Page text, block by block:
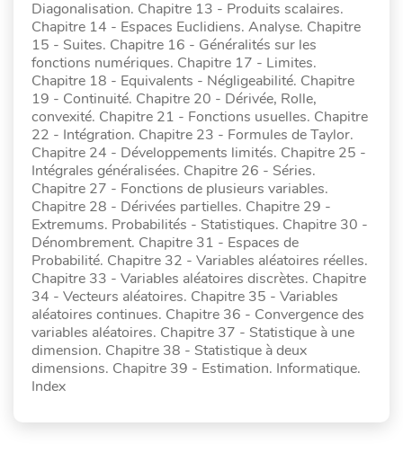
Diagonalisation. Chapitre 13 - Produits scalaires.
Chapitre 14 - Espaces Euclidiens. Analyse. Chapitre
15 - Suites. Chapitre 16 - Généralités sur les
fonctions numériques. Chapitre 17 - Limites.
Chapitre 18 - Equivalents - Négligeabilité. Chapitre
19 - Continuité. Chapitre 20 - Dérivée, Rolle,
convexité. Chapitre 21 - Fonctions usuelles. Chapitre
22 - Intégration. Chapitre 23 - Formules de Taylor.
Chapitre 24 - Développements limités. Chapitre 25 -
Intégrales généralisées. Chapitre 26 - Séries.
Chapitre 27 - Fonctions de plusieurs variables.
Chapitre 28 - Dérivées partielles. Chapitre 29 -
Extremums. Probabilités - Statistiques. Chapitre 30 -
Dénombrement. Chapitre 31 - Espaces de
Probabilité. Chapitre 32 - Variables aléatoires réelles.
Chapitre 33 - Variables aléatoires discrètes. Chapitre
34 - Vecteurs aléatoires. Chapitre 35 - Variables
aléatoires continues. Chapitre 36 - Convergence des
variables aléatoires. Chapitre 37 - Statistique à une
dimension. Chapitre 38 - Statistique à deux
dimensions. Chapitre 39 - Estimation. Informatique.
Index